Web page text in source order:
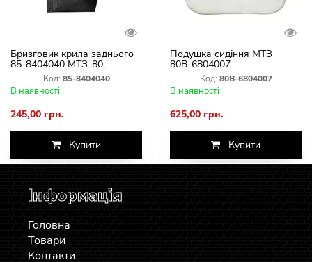
Бризговик крила заднього
85-8404040 МТЗ-80,
МТЗ-82Код: 85-8404040
В наявності
245,00 грн.
Купити
Подушка сидіння МТЗ
80В-6804007
Код: 80В-6804007
В наявності
625,00 грн.
Купити
Інформація
Головна
Товари
Контакти